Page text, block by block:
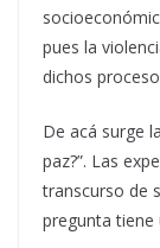
pues la
dichos
De acá surge
paz?”. Las
transcurso de
pregunta tiene